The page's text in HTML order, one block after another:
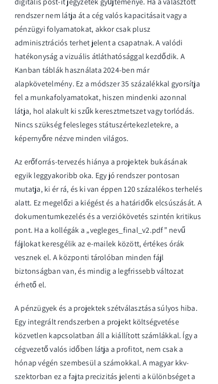
rendszer nem látja át a cég valós kapacitásait vagy a
pénzügyi folyamatokat, akkor csak plusz
adminisztrációs terhet jelent a csapatnak. A valódi
hatékonyság a vizuális átláthatósággal kezdődik. A
Kanban táblák használata 2024-ben már
alapkövetelmény. Ez a módszer 35 százalékkal gyorsítja
fel a munkafolyamatokat, hiszen mindenki azonnal
látja, hol alakult ki szűk keresztmetszet vagy torlódás.
Nincs szükség felesleges státuszértekezletekre, a
képernyőre nézve minden világos.
Az erőforrás-tervezés hiánya a projektek bukásának
egyik leggyakoribb oka. Egy jó rendszer pontosan
mutatja, ki ér rá, és ki van éppen 120 százalékos terhelés
alatt. Ez megelőzi a kiégést és a határidők elcsúszását. A
dokumentumkezelés és a verziókövetés szintén kritikus
pont. Ha a kollégák a „vegleges_final_v2.pdf” nevű
fájlokat keresgélik az e-mailek között, értékes órák
vesznek el. A központi tárolóban minden fájl
biztonságban van, és mindig a legfrissebb változat
érhető el.
A pénzügyek és a projektek szétválasztása súlyos hiba.
Egy integrált rendszerben a projekt költségvetése
közvetlen kapcsolatban áll a kiállított számlákkal. Így a
cégvezető valós időben látja a profitot, nem csak a
hónap végén szembesül a számokkal. A magyar kkv-
szektorban ez a fajta precizitás jelenti a különbséget a